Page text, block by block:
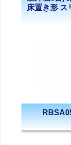
床置き形 ス